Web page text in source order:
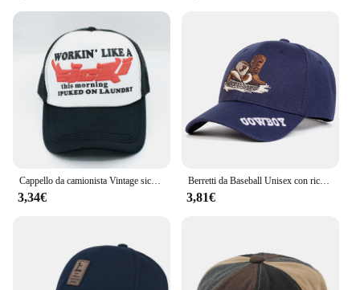
3,34€
Berretti da Baseball Unisex con ricamo a lettera da COWBOY primavera autunno cappelli Casual regolabili all'aperto cappello con protezione solare
3,81€